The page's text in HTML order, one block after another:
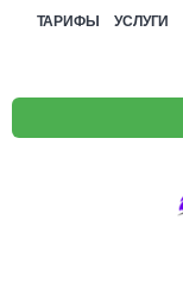
ТАРИФЫ УСЛУГИ